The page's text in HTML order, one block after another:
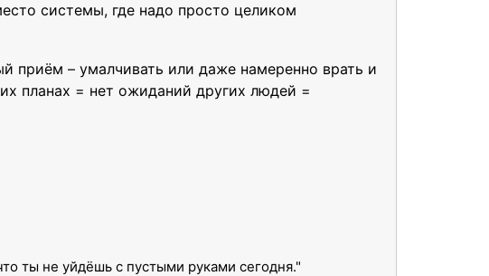
системы, где надо просто целиком
приём – умалчивать или даже намеренно врать и
планах = нет ожиданий других людей =
ты не уйдёшь с пустыми руками сегодня."